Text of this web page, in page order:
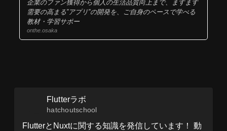
企業のファン獲得から個人の生活品質向上まで、ますます
需要の高まる”アプリ”の開発を、ご自身のペースで学べる
教材・学習サポー
onthe.osaka
Flutterラボ
hatchoutschool
FlutterとNuxtに関する知識を発信しています！ 動